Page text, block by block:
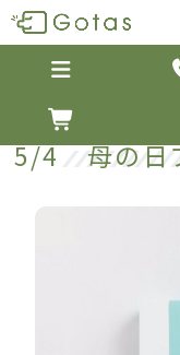


5/4 母の日